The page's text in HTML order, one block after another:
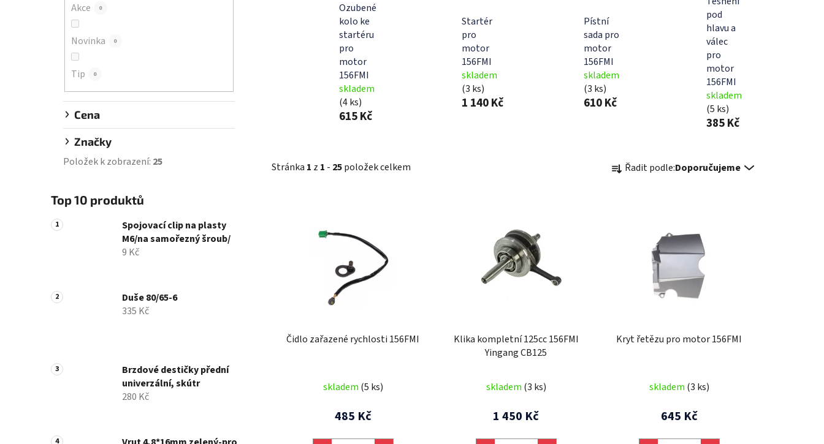
Akce 0
Novinka 0
Tip 0
Cena
Značky
Položek k zobrazení: 25
Top 10 produktů
Spojovací clip na plasty
M6/na samořezný šroub/
9 Kč
Duše 80/65-6
335 Kč
Brzdové destičky přední
univerzální, skútr
280 Kč
Ozubené
kolo ke
startéru
pro
motor
156FMI
skladem
(4 ks)
615 Kč
Startér
pro
motor
156FMI
skladem
(3 ks)
1 140 Kč
Pístní
sada pro
motor
156FMI
skladem
(3 ks)
610 Kč
pod
hlavu a
válec
pro
motor
156FMI
skladem
(5 ks)
385 Kč
Stránka 1 z 1 - 25položek celkem
a
k
Řadit podle:Doporučujeme
Čidlo zařazené rychlosti 156FMI
skladem (5 ks)
485 Kč
Klika kompletní 125cc 156FMI
Yingang CB125
skladem (3 ks)
1 450 Kč
Kryt řetězu pro motor 156FMI
skladem (3 ks)
645 Kč